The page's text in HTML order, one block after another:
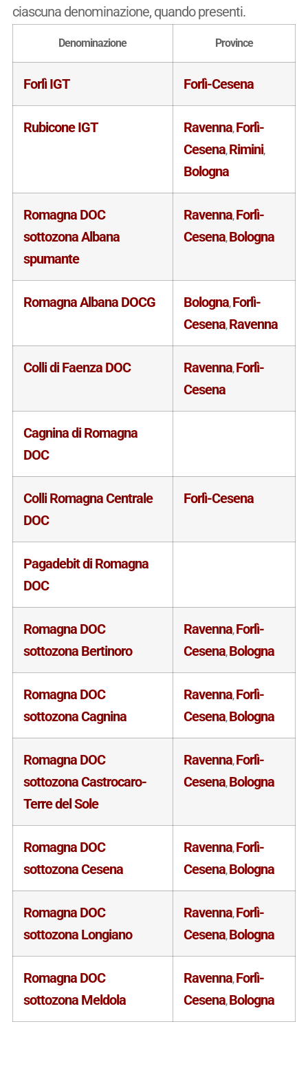
ciascuna denominazione, quando presenti.
Denominazione Province
Forlì IGT Forlì-Cesena
Rubicone IGT Ravenna,Forlì-
Cesena,Rimini,
Bologna
Romagna DOC
sottozona Albana
spumante
Ravenna,Forlì-
Cesena,Bologna
Romagna Albana DOCG Bologna,Forlì-
Cesena,Ravenna
Colli di Faenza DOC Ravenna,Forlì-
Cesena
Cagnina di Romagna
DOC
Colli Romagna Centrale
DOC
Forlì-Cesena
Pagadebit di Romagna
DOC
Romagna DOC
sottozona Bertinoro
Ravenna,Forlì-
Cesena,Bologna
Romagna DOC
sottozona Cagnina
Ravenna,Forlì-
Cesena,Bologna
Romagna DOC
sottozona Castrocaro-
Terre del Sole
Ravenna,Forlì-
Cesena,Bologna
Romagna DOC
sottozona Cesena
Ravenna,Forlì-
Cesena,Bologna
Romagna DOC
sottozona Longiano
Ravenna,Forlì-
Cesena,Bologna
Romagna DOC
sottozona Meldola
Ravenna,Forlì-
Cesena,Bologna